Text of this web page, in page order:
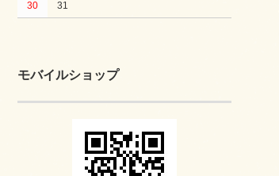
30 31
モバイルショップ